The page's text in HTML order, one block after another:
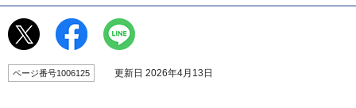
ページ番号1006125 更新日 2026年4月13日